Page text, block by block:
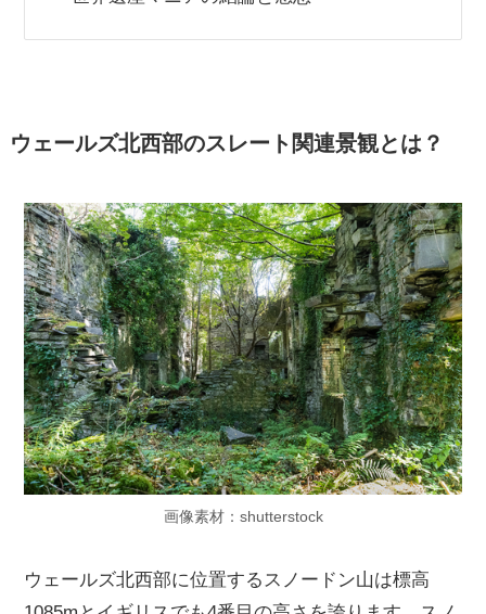
ウェールズ北西部のスレート関連景観とは？
画像素材：shutterstock
ウェールズ北西部に位置するスノードン山は標高